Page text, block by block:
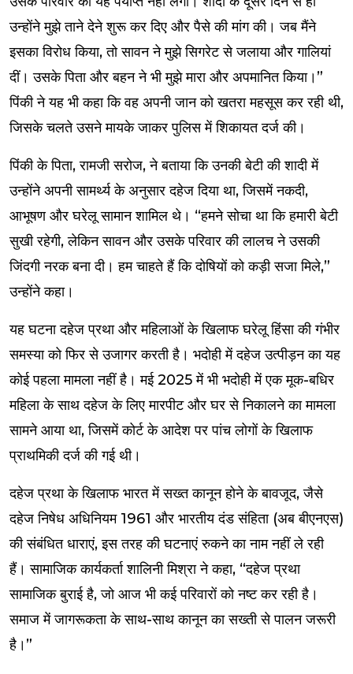
उन्होंने मुझे ताने देने शुरू कर दिए और पैसे की मांग की। जब मैंने
इसका विरोध किया, तो सावन ने मुझे सिगरेट से जलाया और गालियां
दीं। उसके पिता और बहन ने भी मुझे मारा और अपमानित किया।”
पिंकी ने यह भी कहा कि वह अपनी जान को खतरा महसूस कर रही थी,
जिसके चलते उसने मायके जाकर पुलिस में शिकायत दर्ज की।
पिंकी के पिता, रामजी सरोज, ने बताया कि उनकी बेटी की शादी में
उन्होंने अपनी सामर्थ्य के अनुसार दहेज दिया था, जिसमें नकदी,
आभूषण और घरेलू सामान शामिल थे। “हमने सोचा था कि हमारी बेटी
सुखी रहेगी, लेकिन सावन और उसके परिवार की लालच ने उसकी
जिंदगी नरक बना दी। हम चाहते हैं कि दोषियों को कड़ी सजा मिले,”
उन्होंने कहा।
यह घटना दहेज प्रथा और महिलाओं के खिलाफ घरेलू हिंसा की गंभीर
समस्या को फिर से उजागर करती है। भदोही में दहेज उत्पीड़न का यह
कोई पहला मामला नहीं है। मई 2025 में भी भदोही में एक मूक-बधिर
महिला के साथ दहेज के लिए मारपीट और घर से निकालने का मामला
सामने आया था, जिसमें कोर्ट के आदेश पर पांच लोगों के खिलाफ
प्राथमिकी दर्ज की गई थी।
दहेज प्रथा के खिलाफ भारत में सख्त कानून होने के बावजूद, जैसे
दहेज निषेध अधिनियम 1961 और भारतीय दंड संहिता (अब बीएनएस)
की संबंधित धाराएं, इस तरह की घटनाएं रुकने का नाम नहीं ले रही
हैं। सामाजिक कार्यकर्ता शालिनी मिश्रा ने कहा, “दहेज प्रथा
सामाजिक बुराई है, जो आज भी कई परिवारों को नष्ट कर रही है।
समाज में जागरूकता के साथ-साथ कानून का सख्ती से पालन जरूरी
है।”